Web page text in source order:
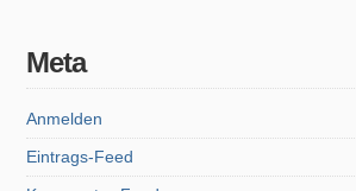
Meta
Anmelden
Eintrags-Feed